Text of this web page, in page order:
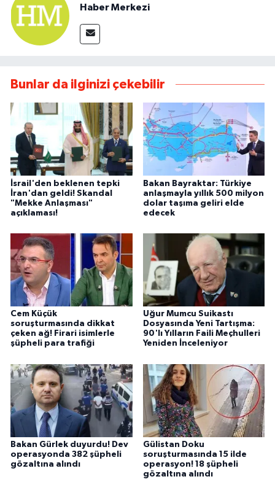
Haber Merkezi
Bunlar da ilginizi çekebilir
İsrail'den beklenen tepki
İran'dan geldi! Skandal
"Mekke Anlaşması"
açıklaması!
Bakan Bayraktar: Türkiye
anlaşmayla yıllık 500 milyon
dolar taşıma geliri elde
edecek
Cem Küçük
soruşturmasında dikkat
çeken ağ! Firari isimlerle
şüpheli para trafiği
Uğur Mumcu Suikastı
Dosyasında Yeni Tartışma:
90'lı Yılların Faili Meçhulleri
Yeniden İnceleniyor
Bakan Gürlek duyurdu! Dev
operasyonda 382 şüpheli
gözaltına alındı
Gülistan Doku
soruşturmasında 15 ilde
operasyon! 18 şüpheli
gözaltına alındı